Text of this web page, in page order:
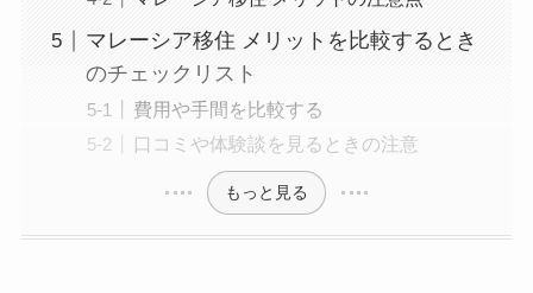
マレーシア移住 メリットを比較するとき
のチェックリスト
費用や手間を比較する
口コミや体験談を見るときの注意
もっと見る